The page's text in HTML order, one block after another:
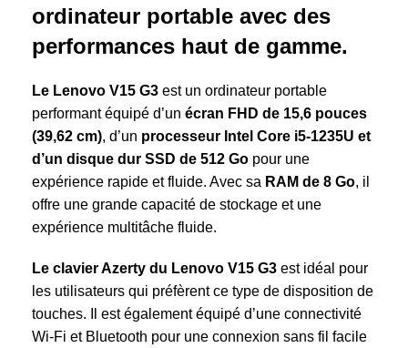
ordinateur portable avec des
performances haut de gamme.
Le Lenovo V15 G3 est un ordinateur portable
performant équipé d’un écran FHD de 15,6 pouces
(39,62 cm), d’un processeur Intel Core i5-1235U et
d’un disque dur SSD de 512 Go pour une
expérience rapide et fluide. Avec sa RAM de 8 Go, il
offre une grande capacité de stockage et une
expérience multitâche fluide.
Le clavier Azerty du Lenovo V15 G3 est idéal pour
les utilisateurs qui préfèrent ce type de disposition de
touches. Il est également équipé d’une connectivité
Wi-Fi et Bluetooth pour une connexion sans fil facile